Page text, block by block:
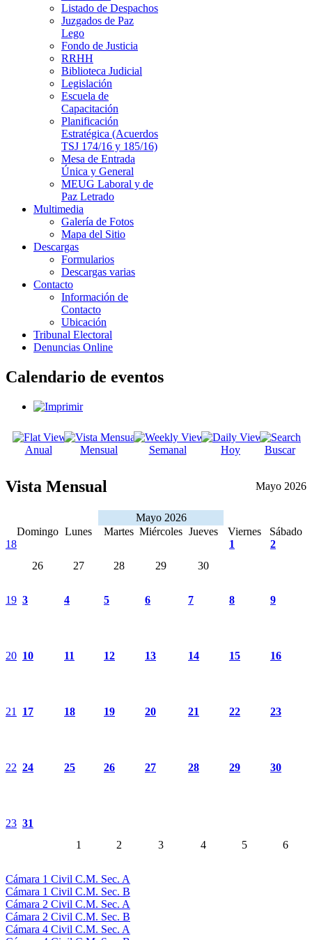
Listado de Despachos
Juzgados de Paz
Lego
Fondo de Justicia
RRHH
Biblioteca Judicial
Legislación
Escuela de
Capacitación
Planificación
Estratégica (Acuerdos
TSJ 174/16 y 185/16)
Mesa de Entrada
Única y General
MEUG Laboral y de
Paz Letrado
Multimedia
Galería de Fotos
Mapa del Sitio
Descargas
Formularios
Descargas varias
Contacto
Información de
Contacto
Ubicación
Tribunal Electoral
Denuncias Online
Calendario de eventos
Anual Mensual Semanal Hoy Buscar
Vista Mensual Mayo 2026
Mayo 2026
Domingo Lunes Martes Miércoles Jueves Viernes
Sábado
18
26
27 28 29 30
1 2
19 3 4 5 6 7 8 9
20 10 11 12 13 14 15 16
21 17 18 19 20 21 22 23
22 24 25 26 27 28 29 30
23 31
1
2 3 4 5 6
Cámara 1 Civil C.M. Sec. A
Cámara 1 Civil C.M. Sec. B
Cámara 2 Civil C.M. Sec. A
Cámara 2 Civil C.M. Sec. B
Cámara 4 Civil C.M. Sec. A